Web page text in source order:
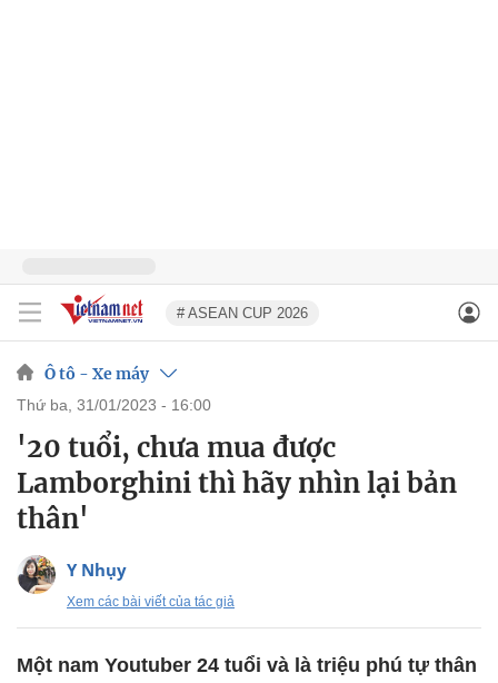
# ASEAN CUP 2026
Ô tô - Xe máy
thứ ba, 31/01/2023 - 16:00
'20 tuổi, chưa mua được
Lamborghini thì hãy nhìn lại bản
thân'
Y Nhụy
Xem các bài viết của tác giả
Một nam Youtuber 24 tuổi và là triệu phú tự thân